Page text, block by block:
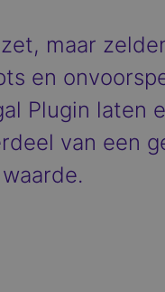
maar
en
Plugin laten
van een